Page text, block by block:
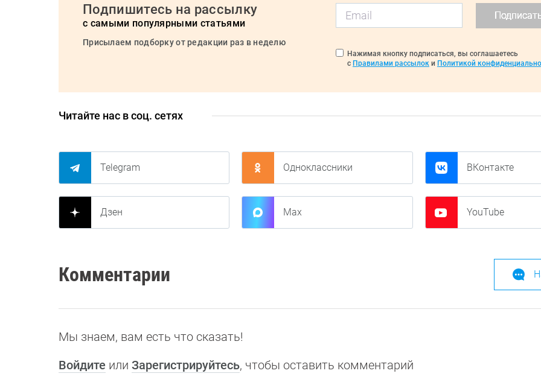
Подпишитесь на рассылку
с самыми популярными статьями
Присылаем подборку от редакции раз в неделю
Нажимая кнопку подписаться, вы соглашаетесь
с Правилами рассылок и Политикой
Читайте нас в соц. сетях
Telegram Одноклассники ВКонтакте
Дзен Max YouTube
Комментарии
Мы знаем, вам есть что сказать!
Войдите или Зарегистрируйтесь, чтобы оставить комментарий